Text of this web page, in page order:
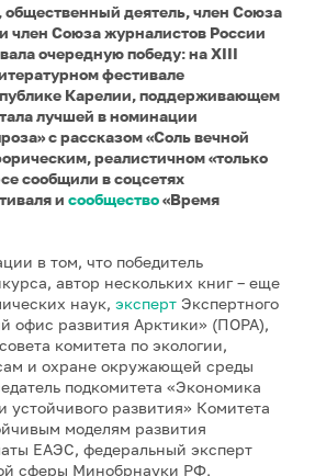
общественный деятель, член Союза
член Союза журналистов России
очередную победу: на XIII
фестивале
Карелии, поддерживающем
лучшей в номинации
с рассказом «Соль вечной
реалистичном «только
сообщили в соцсетях
и сообщество«Время
в том, что победитель
автор нескольких книг – еще
наук, эксперт Экспертного
офис развития Арктики» (ПОРА),
комитета по экологии,
и охране окружающей среды
подкомитета «Экономика
устойчивого развития» Комитета
моделям развития
ЕАЭС, федеральный эксперт
сферы Минобрнауки РФ,